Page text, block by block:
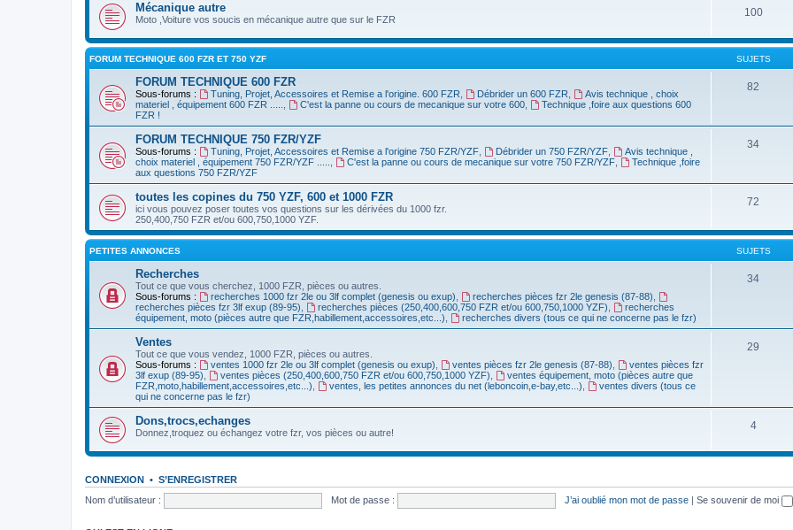
Mécanique autre
Moto ,Voiture vos soucis en mécanique autre que sur le FZR
100
FORUM TECHNIQUE 600 FZR ET 750 YZF SUJETS
FORUM TECHNIQUE 600 FZR
Sous-forums : Tuning, Projet, Accessoires et Remise a l'origine. 600 FZR Débrider un 600 FZR
Avis technique , choix
materiel , équipement 600 FZR .....
C'est la panne ou cours de mecanique sur votre 600,
Technique ,foire aux questions 600
FZR !
82
FORUM TECHNIQUE 750 FZR/YZF
Sous-forums : Tuning, Projet, Accessoires et Remise a l'origine 750 FZR/YZF, Débrider un 750 FZR/YZF,
Avis technique ,
choix materiel , équipement 750 FZR/YZF .....
C'est la panne ou cours de mecanique sur votre 750 FZR/YZF,
Technique ,foire
aux questions 750 FZR/YZF
34
toutes les copines du 750 YZF, 600 et 1000 FZR
ici vous pouvez poser toutes vos questions sur les dérivées du 1000 fzr.
250,400,750 FZR et/ou 600,750,1000 YZF.
72
PETITES ANNONCES SUJETS
Recherches
Tout ce que vous cherchez, 1000 FZR, pièces ou autres.
Sous-forums :
recherches 1000 fzr 2le ou 3lf complet (genesis ou exup) recherches pièces fzr 2le genesis (87-88)
recherches pièces fzr 3lf exup (89-95)
recherches pièces (250,400,600,750 FZR et/ou 600,750,1000 YZF)
recherches
équipement, moto (pièces autre que FZR,habillement,accessoires,etc...)
recherches divers (tous ce qui ne concerne pas le fzr)
34
Ventes
Tout ce que vous vendez, 1000 FZR, pièces ou autres.
Sous-forums :
ventes 1000 fzr 2le ou 3lf complet (genesis ou exup) ventes pièces fzr 2le genesis (87-88)
ventes pièces fzr
3lf exup (89-95)
ventes pièces (250,400,600,750 FZR et/ou 600,750,1000 YZF)
ventes équipement, moto (pièces autre que
FZR,moto,habillement,accessoires,etc...)
ventes, les petites annonces du net (leboncoin,e-bay,etc...)
ventes divers (tous ce
qui ne concerne pas le fzr)
29
Dons,trocs,echanges
Donnez,troquez ou échangez votre fzr, vos pièces ou autre!
4
CONNEXION • S’ENREGISTRER
Nom d’utilisateur :
Mot de passe : J’ai oublié mon mot de passe | Se souvenir de moi